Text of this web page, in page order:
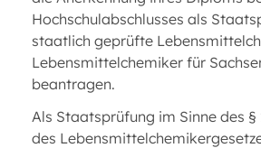
Hochschulabschlusses als
staatlich geprüfte
Lebensmittelchemiker für
beantragen.
Als Staatsprüfung im Sinne des §
des